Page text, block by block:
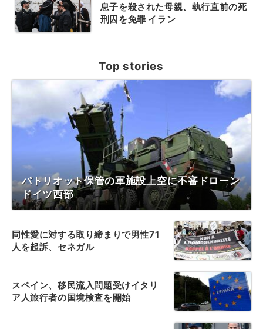
息子を殺された母親、執行直前の死
刑囚を免罪 イラン
Top stories
パトリオット保管の軍施設上空に不審ドローン
ドイツ西部
同性愛に対する取り締まりで男性71
人を起訴、セネガル
スペイン、移民流入問題受けイタリ
ア人旅行者の国境検査を開始